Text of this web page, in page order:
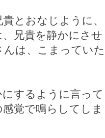
とおなじように、
兄貴を静かにさせ
は、こまっていた
するように言って
覚で鳴らしてしま